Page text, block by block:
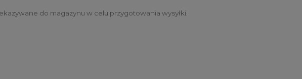
do magazynu w celu przygotowania wysyłki.